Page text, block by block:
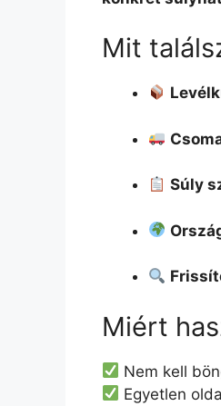
Mit
Súly
Miért
Nem kell
Egyetlen